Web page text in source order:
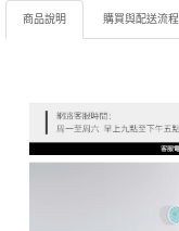
商品說明 購買與配送流程